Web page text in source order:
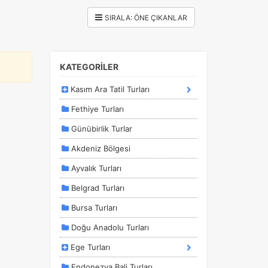
KATEGORİLER
Kasım Ara Tatil Turları
Fethiye Turları
Günübirlik Turlar
Akdeniz Bölgesi
Ayvalık Turları
Belgrad Turları
Bursa Turları
Doğu Anadolu Turları
Ege Turları